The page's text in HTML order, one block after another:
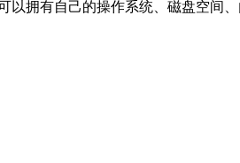
拥有自己的操作系统、磁盘空间